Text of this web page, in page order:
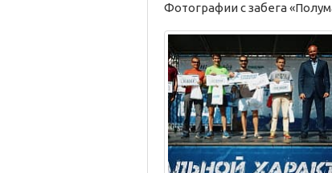
Фотографии с забега